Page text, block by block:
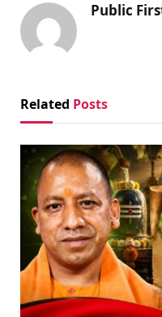
Public
Related Posts